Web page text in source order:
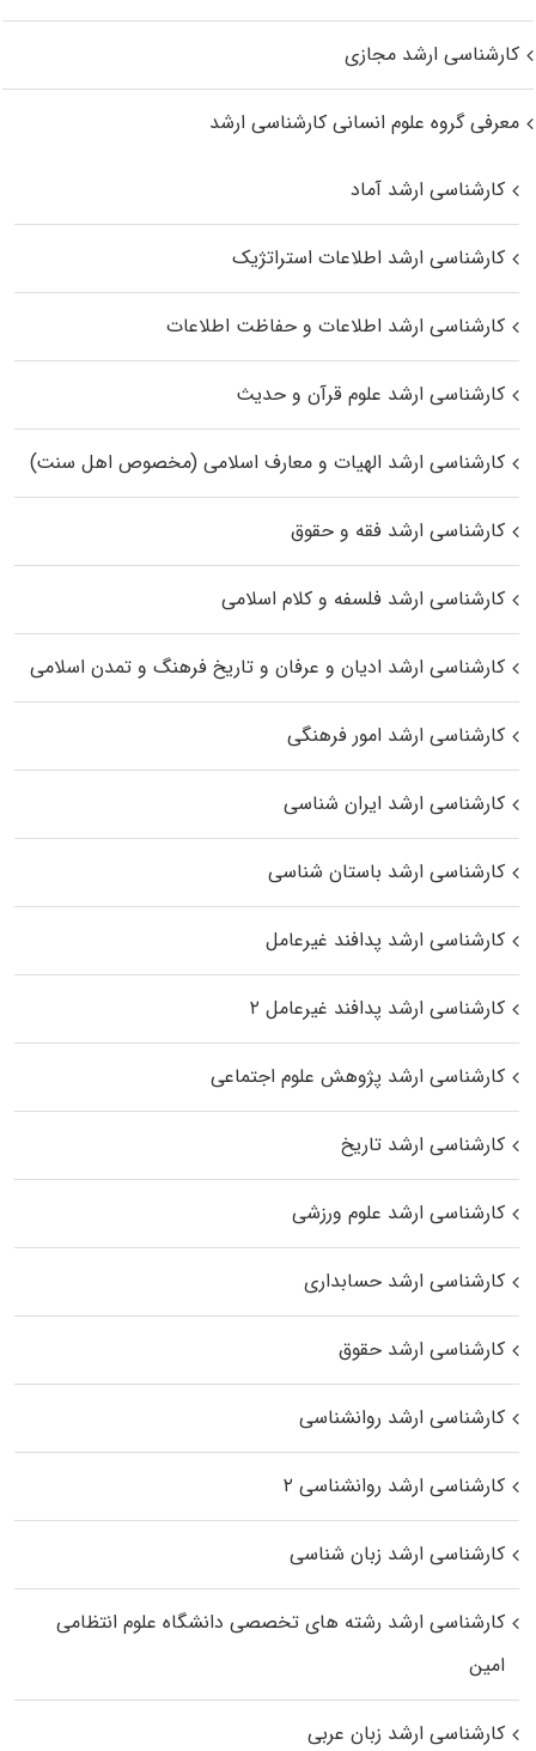
کارشناسی ارشد مجازی
معرفی گروه علوم انسانی کارشناسی ارشد
کارشناسی ارشد آماد
کارشناسی ارشد اطلاعات استراتژیک
کارشناسی ارشد اطلاعات و حفاظت اطلاعات
کارشناسی ارشد علوم قرآن و حدیث
کارشناسی ارشد الهیات و معارف اسلامی (مخصوص اهل سنت)
کارشناسی ارشد فقه و حقوق
کارشناسی ارشد فلسفه و کلام اسلامی
کارشناسی ارشد ادیان و عرفان و تاریخ فرهنگ و تمدن اسلامی
کارشناسی ارشد امور فرهنگی
کارشناسی ارشد ایران شناسی
کارشناسی ارشد باستان شناسی
کارشناسی ارشد پدافند غیرعامل
کارشناسی ارشد پدافند غیرعامل ۲
کارشناسی ارشد پژوهش علوم اجتماعی
کارشناسی ارشد تاریخ
کارشناسی ارشد علوم ورزشی
کارشناسی ارشد حسابداری
کارشناسی ارشد حقوق
کارشناسی ارشد روانشناسی
کارشناسی ارشد روانشناسی ۲
کارشناسی ارشد زبان شناسی
کارشناسی ارشد رﺷﺘﻪ ﻫﺎی تخصصی داﻧﺸﮕﺎه ﻋﻠﻮم انتظامی
اﻣﻴﻦ
کارشناسی ارشد زبان عربی